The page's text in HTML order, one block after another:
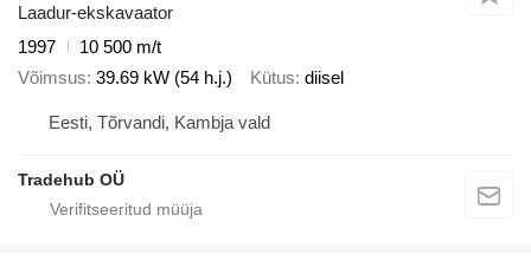
Laadur-ekskavaator
1997
10 500 m/t
Võimsus 39.69 kW (54 h.j.) Kütus diisel
Eesti, Tõrvandi, Kambja vald
Tradehub OÜ